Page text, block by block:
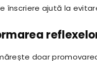
înscriere ajută la
doar